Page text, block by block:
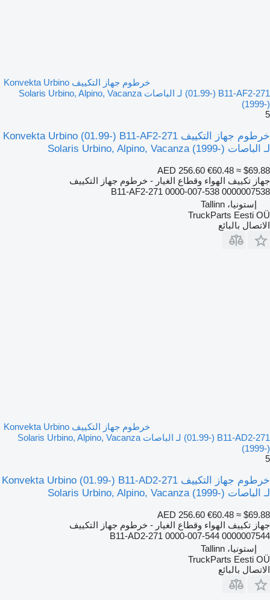
خرطوم جهاز التكييف Konvekta Urbino
(01.99-) B11-AF2-271 لـ الباصات Solaris Urbino, Alpino, Vacanza
(1999-)
5
خرطوم جهاز التكييف Konvekta Urbino (01.99-) B11-AF2-271
لـ الباصات Solaris Urbino, Alpino, Vacanza (1999-)
AED 256.60 €60.48 ≈ $69.88
جهاز تكييف الهواء وقطاع الغيار - خرطوم جهاز التكييف
B11-AF2-271 0000-007-538 0000007538
إستونيا، Tallinn
TruckParts Eesti OÜ
الاتصال بالبائع
خرطوم جهاز التكييف Konvekta Urbino
(01.99-) B11-AD2-271 لـ الباصات Solaris Urbino, Alpino, Vacanza
(1999-)
5
خرطوم جهاز التكييف Konvekta Urbino (01.99-) B11-AD2-271
لـ الباصات Solaris Urbino, Alpino, Vacanza (1999-)
AED 256.60 €60.48 ≈ $69.88
جهاز تكييف الهواء وقطاع الغيار - خرطوم جهاز التكييف
B11-AD2-271 0000-007-544 0000007544
إستونيا، Tallinn
TruckParts Eesti OÜ
الاتصال بالبائع